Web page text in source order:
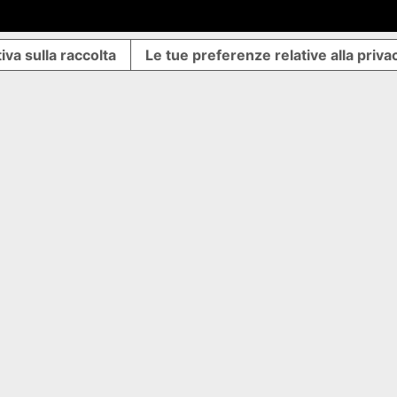
sulla raccolta Le tue preferenze relative alla